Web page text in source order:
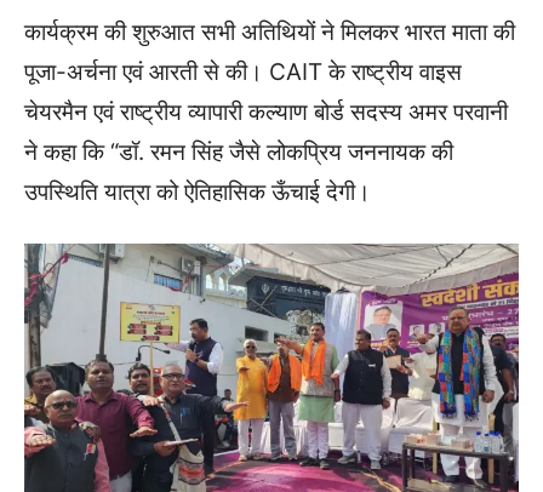
कार्यक्रम की शुरुआत सभी अतिथियों ने मिलकर भारत माता की
पूजा-अर्चना एवं आरती से की। CAIT के राष्ट्रीय वाइस
चेयरमैन एवं राष्ट्रीय व्यापारी कल्याण बोर्ड सदस्य अमर परवानी
ने कहा कि “डॉ. रमन सिंह जैसे लोकप्रिय जननायक की
उपस्थिति यात्रा को ऐतिहासिक ऊँचाई देगी।